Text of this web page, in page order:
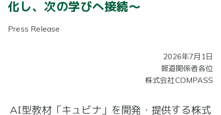
化し、次の学びへ接続～
Press Release
2026年7月1日
報道関係者各位
株式会社COMPASS
AI型教材「キュビナ」を開発・提供する株式